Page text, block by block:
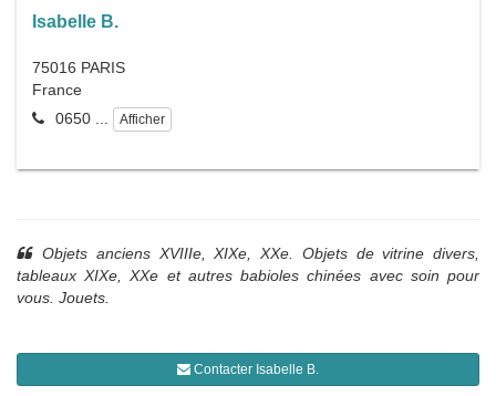
Isabelle B.
75016 PARIS
France
0650 ...
Afficher
Objets anciens XVIIIe, XIXe, XXe. Objets de vitrine divers,
tableaux XIXe, XXe et autres babioles chinées avec soin pour
vous. Jouets.
Contacter Isabelle B.